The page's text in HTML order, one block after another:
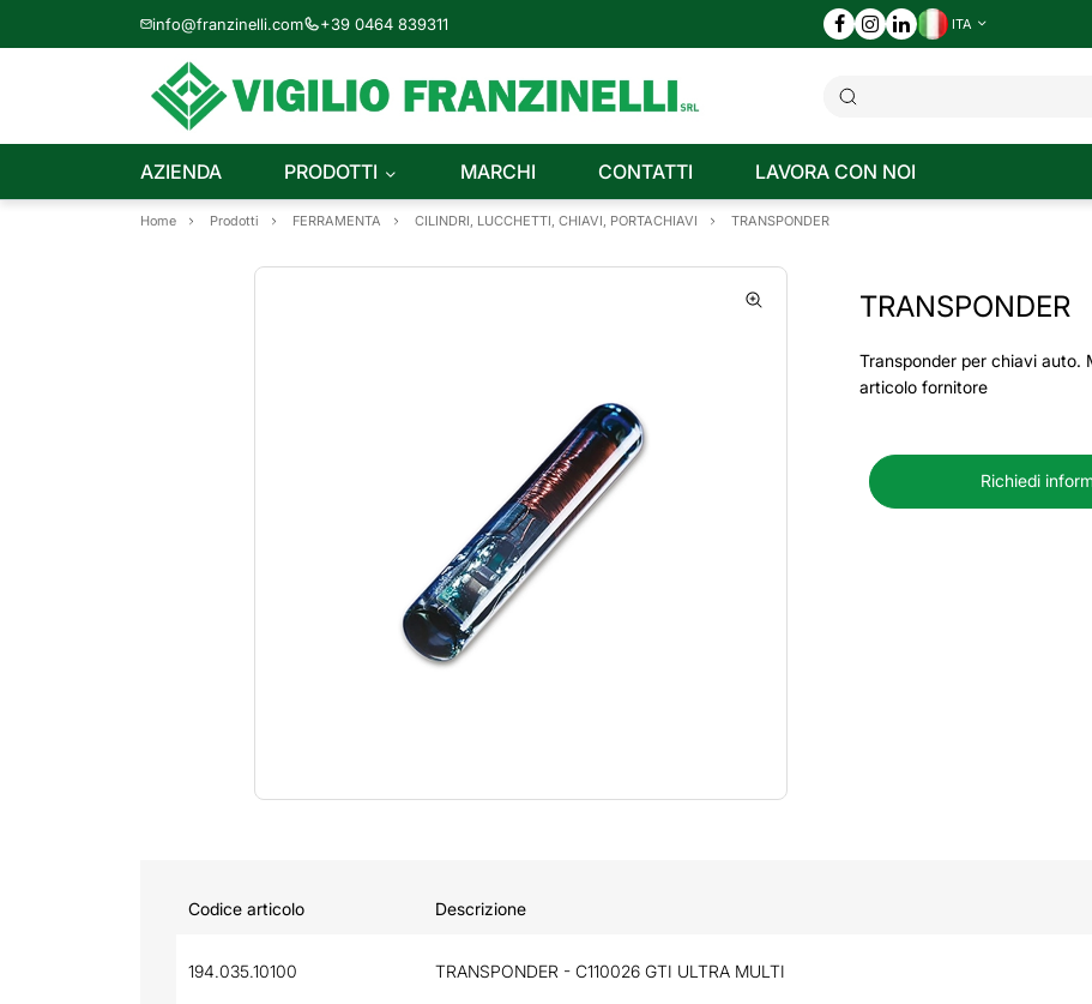
info@franzinelli.com +39 0464 839311 ITA
AZIENDA PRODOTTI MARCHI CONTATTI LAVORA CON NOI
Home Prodotti FERRAMENTA CILINDRI, LUCCHETTI, CHIAVI, PORTACHIAVI TRANSPONDER
TRANSPONDER
Transponder per chiavi auto.
articolo fornitore
Richiedi
Codice articolo Descrizione
194.035.10100 TRANSPONDER - C110026 GTI ULTRA MULTI